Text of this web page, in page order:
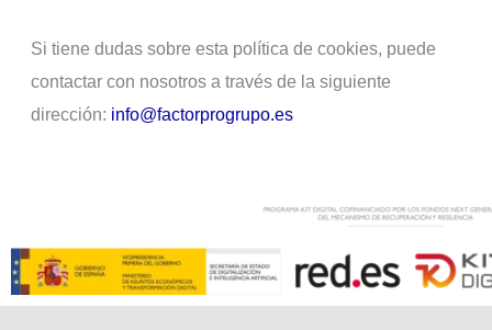
Si tiene dudas sobre esta política de cookies, puede
contactar con nosotros a través de la siguiente
dirección: info@factorprogrupo.es